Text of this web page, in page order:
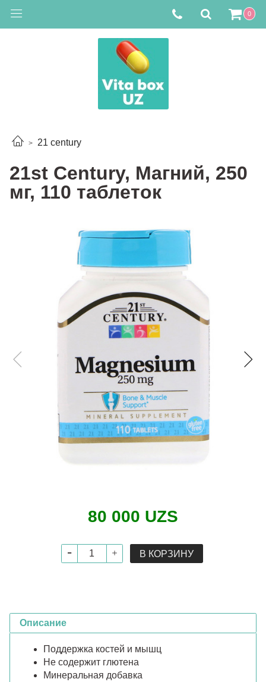
0
21 century
21st Century, Магний, 250
мг, 110 таблеток
80 000 UZS
В КОРЗИНУ
Описание
Поддержка костей и мышц
Не содержит глютена
Минеральная добавка